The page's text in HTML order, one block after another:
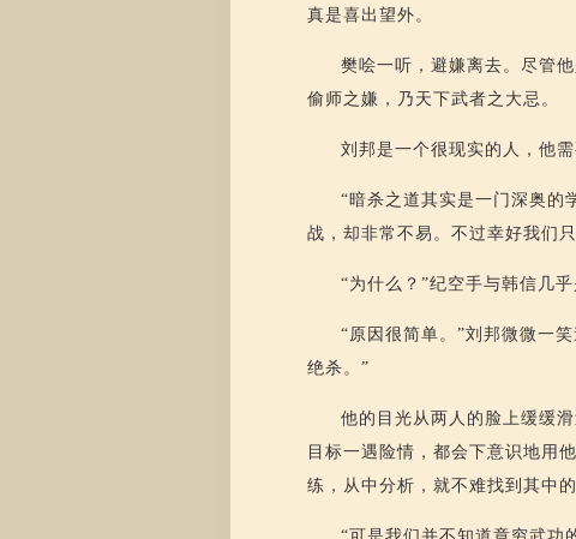
真是喜出望外。
樊哙一听，避嫌离去。尽管
偷师之嫌，乃天下武者之大忌。
刘邦是一个很现实的人，他
“暗杀之道其实是一门深奥的
战，却非常不易。不过幸好我们
“为什么？”纪空手与韩信几
“原因很简单。”刘邦微微一
绝杀。”
他的目光从两人的脸上缓缓
目标一遇险情，都会下意识地用
练，从中分析，就不难找到其中